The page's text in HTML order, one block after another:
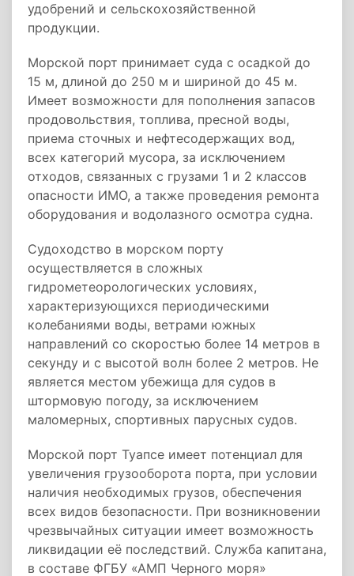
удобрений и сельскохозяйственной
продукции.
Морской порт принимает суда с осадкой до
15 м, длиной до 250 м и шириной до 45 м.
Имеет возможности для пополнения запасов
продовольствия, топлива, пресной воды,
приема сточных и нефтесодержащих вод,
всех категорий мусора, за исключением
отходов, связанных с грузами 1 и 2 классов
опасности ИМО, а также проведения ремонта
оборудования и водолазного осмотра судна.
Судоходство в морском порту
осуществляется в сложных
гидрометеорологических условиях,
характеризующихся периодическими
колебаниями воды, ветрами южных
направлений со скоростью более 14 метров в
секунду и с высотой волн более 2 метров. Не
является местом убежища для судов в
штормовую погоду, за исключением
маломерных, спортивных парусных судов.
Морской порт Туапсе имеет потенциал для
увеличения грузооборота порта, при условии
наличия необходимых грузов, обеспечения
всех видов безопасности. При возникновении
чрезвычайных ситуации имеет возможность
ликвидации её последствий. Служба капитана,
в составе ФГБУ «АМП Черного моря»